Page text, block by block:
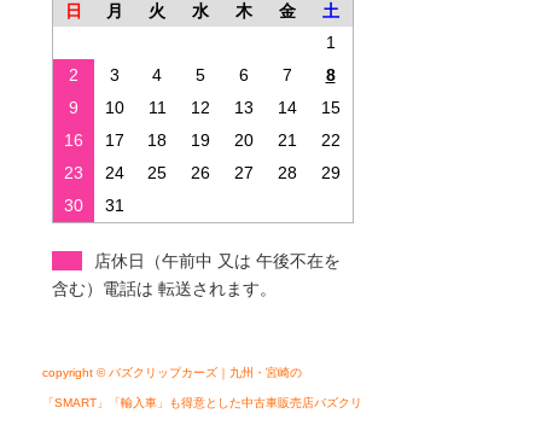
日
月 火 水 木 金
土
1
2
3 4 5 6 7
8
9
10 11 12 13 14
15
16
17 18 19 20 21
22
23
24 25 26 27 28
29
30
31
店休日（午前中 又は 午後不在を
含む）電話は 転送されます。
copyright © バズクリップカーズ｜九州・宮崎の
「SMART」「輸入車」も得意とした中古車販売店バズクリ